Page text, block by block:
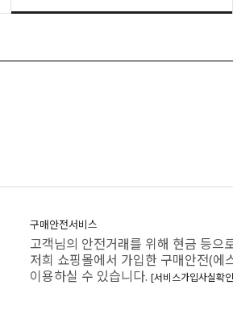
구매안전서비스
고객님의 안전거래를 위해 현금 등으
저희 쇼핑몰에서 가입한 구매안전(에
이용하실 수 있습니다. [서비스가입사실확